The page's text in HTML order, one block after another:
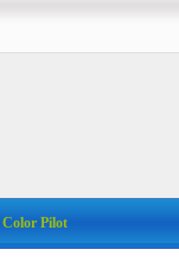
Color Pilot